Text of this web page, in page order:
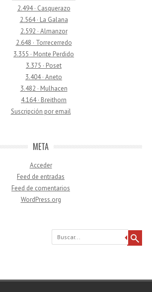
2.494 · Casquerazo
2.564 · La Galana
2.592 · Almanzor
2.648 · Torrecerredo
3.355 · Monte Perdido
3.375 · Poset
3.404 · Aneto
3.482 · Mulhacen
4.164 · Breithorn
Suscripción por email
META
Acceder
Feed de entradas
Feed de comentarios
WordPress.org
Buscar